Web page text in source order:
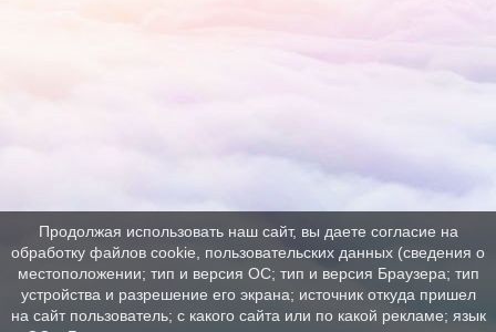
Продолжая использовать наш сайт, вы даете согласие на
обработку файлов cookie, пользовательских данных (сведения о
местоположении; тип и версия ОС; тип и версия Браузера; тип
устройства и разрешение его экрана; источник откуда пришел
на сайт пользователь; с какого сайта или по какой рекламе; язык